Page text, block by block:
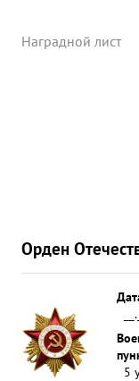
противника:
Наградной лист
Орден
5